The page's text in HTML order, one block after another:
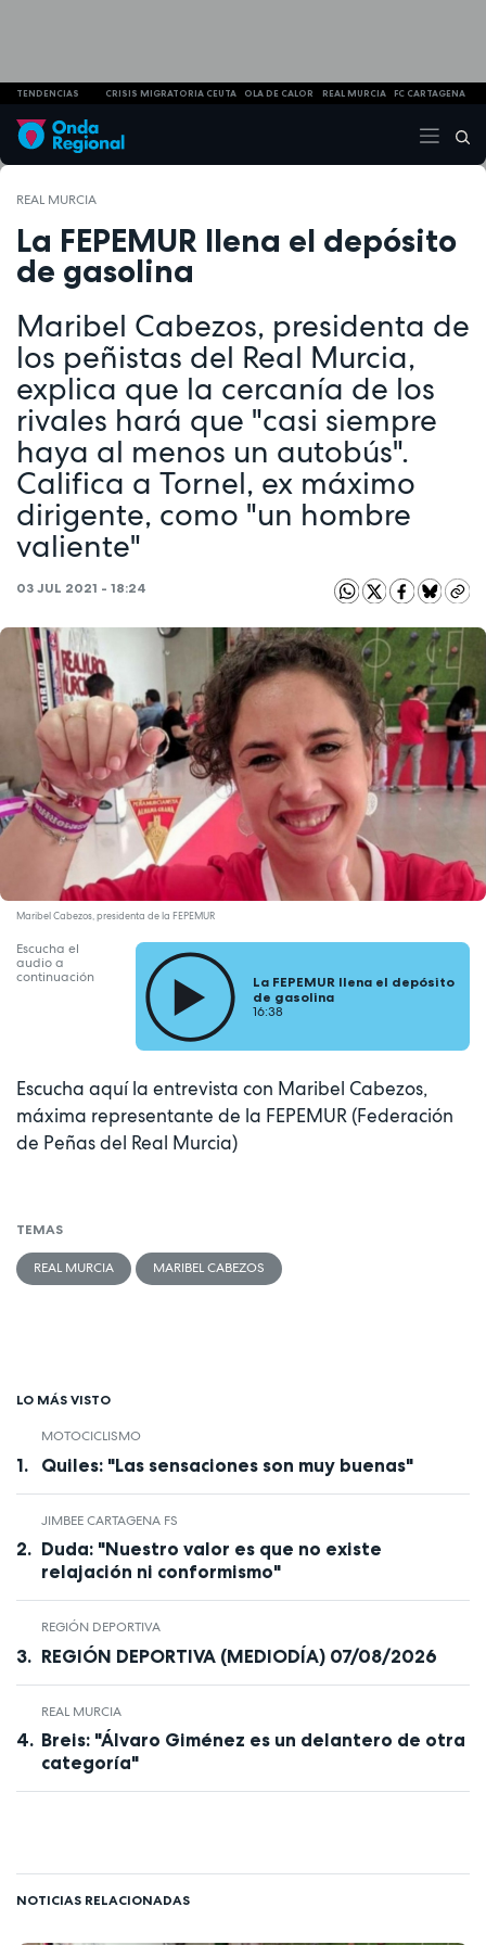
TENDENCIAS CRISIS MIGRATORIA CEUTA OLA DE CALOR REAL MURCIA FC CARTAGENA
REAL MURCIA
La FEPEMUR llena el depósito
de gasolina
Maribel Cabezos, presidenta de
los peñistas del Real Murcia,
explica que la cercanía de los
rivales hará que "casi siempre
haya al menos un autobús".
Califica a Tornel, ex máximo
dirigente, como "un hombre
valiente"
03 JUL 2021 - 18:24
Maribel Cabezos, presidenta de la FEPEMUR
Escucha el
audio a
continuación
La FEPEMUR llena el depósito
de gasolina
16:38
Escucha aquí la entrevista con Maribel Cabezos,
máxima representante de la FEPEMUR (Federación
de Peñas del Real Murcia)
TEMAS
REAL MURCIA MARIBEL CABEZOS
LO MÁS VISTO
MOTOCICLISMO
Quiles: "Las sensaciones son muy buenas"
JIMBEE CARTAGENA FS
Duda: "Nuestro valor es que no existe
relajación ni conformismo"
REGIÓN DEPORTIVA
REGIÓN DEPORTIVA (MEDIODÍA) 07/08/2026
REAL MURCIA
Breis: "Álvaro Giménez es un delantero de otra
categoría"
NOTICIAS RELACIONADAS